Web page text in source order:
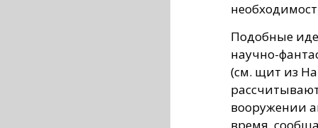
Подобные
научно-
(см. щит из
вооружении